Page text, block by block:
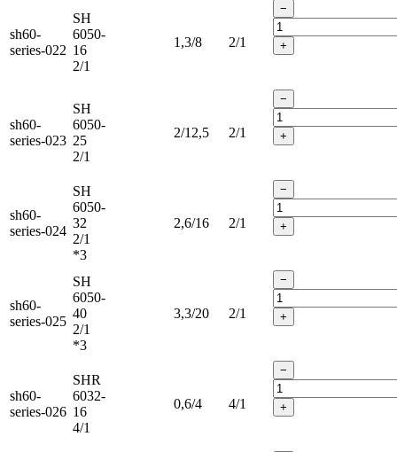
sh60-
series-022
SH
6050-
16
2/1
1,3/8 2/1
−
+
sh60-
series-023
SH
6050-
25
2/1
2/12,5 2/1
−
+
sh60-
series-024
SH
6050-
32
2/1
*3
2,6/16 2/1
−
+
sh60-
series-025
SH
6050-
40
2/1
*3
3,3/20 2/1
−
+
sh60-
series-026
SHR
6032-
16
4/1
0,6/4 4/1
−
+